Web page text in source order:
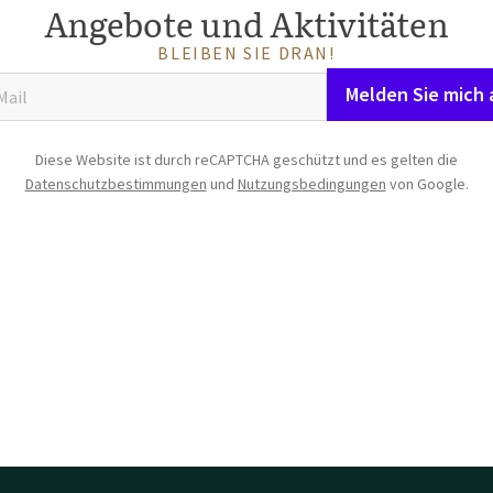
Angebote und Aktivitäten
BLEIBEN SIE DRAN!
Melden Sie mich
Diese Website ist durch reCAPTCHA geschützt und es gelten die
Datenschutzbestimmungen und Nutzungsbedingungen von Google.